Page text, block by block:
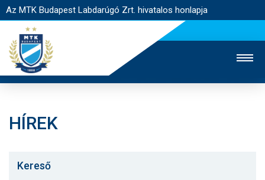
Az MTK Budapest Labdarúgó Zrt. hivatalos honlapja
JEGYÉRTÉKESÍTÉS
HÍREK
Kereső